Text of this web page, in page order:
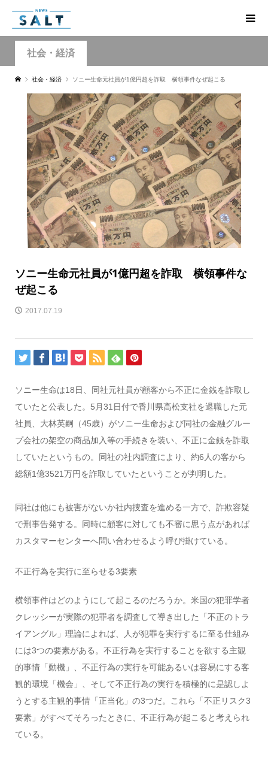
社会・経済
社会・経済 ソニー生命元社員が1億円超を詐取 横領事件なぜ起こる
ソニー生命元社員が1億円超を詐取 横領事件な
ぜ起こる
2017.07.19
ソニー生命は18日、同社元社員が顧客から不正に金銭を詐取し
ていたと公表した。5月31日付で香川県高松支社を退職した元
社員、大林英嗣（45歳）がソニー生命および同社の金融グルー
プ会社の架空の商品加入等の手続きを装い、不正に金銭を詐取
していたというもの。同社の社内調査により、約6人の客から
総額1億3521万円を詐取していたということが判明した。
同社は他にも被害がないか社内捜査を進める一方で、詐欺容疑
で刑事告発する。同時に顧客に対しても不審に思う点があれば
カスタマーセンターへ問い合わせるよう呼び掛けている。
不正行為を実行に至らせる3要素
横領事件はどのようにして起こるのだろうか。米国の犯罪学者
クレッシーが実際の犯罪者を調査して導き出した「不正のトラ
イアングル」理論によれば、人が犯罪を実行するに至る仕組み
には3つの要素がある。不正行為を実行することを欲する主観
的事情「動機」、不正行為の実行を可能あるいは容易にする客
観的環境「機会」、そして不正行為の実行を積極的に是認しよ
うとする主観的事情「正当化」の3つだ。これら「不正リスク3
要素」がすべてそろったときに、不正行為が起こると考えられ
ている。